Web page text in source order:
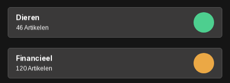
Dieren
46 Artikelen
Financieel
120 Artikelen